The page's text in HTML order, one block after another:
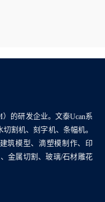
的研发企业。文泰Ucan系
割机、刻字机、条幅机。
筑模型、滴塑模制作、印
金属切割、玻璃/石材雕花